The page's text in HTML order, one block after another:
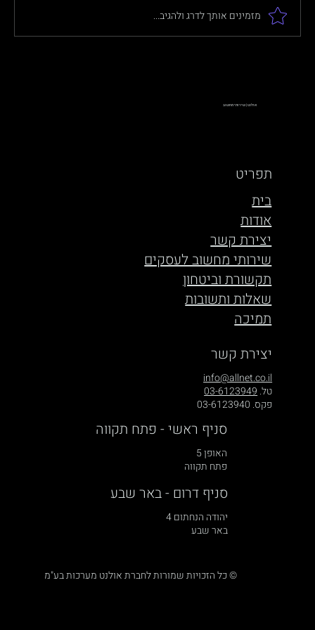
מזמינים אותך לדרג ולהגיב...
אולנט | שירותי מחשוב
תפריט
בית
אודות
יצירת קשר
שירותי מחשוב לעסקים
תקשורת וביטחון
שאלות ותשובות
תמיכה
info@allnet.co.il
טל. 03-6123949
פקס. 03-6123940
יצירת קשר
האופן 5
פתח תקווה
סניף ראשי - פתח תקווה
יהודה הנחתום 4
באר שבע
סניף דרום - באר שבע
© כל הזכויות שמורות לחברת אולנט מערכות בע"מ